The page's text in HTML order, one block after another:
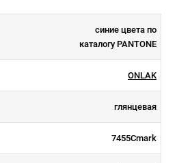
синие цвета по
каталогу PANTONE
ONLAK
глянцевая
7455Cmark